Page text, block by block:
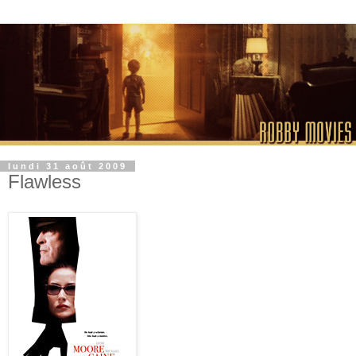
lundi 31 août 2009
Flawless